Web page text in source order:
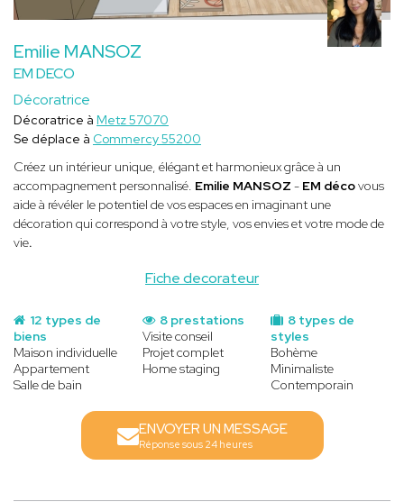
Emilie MANSOZ
EM DECO
Décoratrice
Fiche decorateur
Décoratrice à Metz 57070
Se déplace à Commercy 55200
Créez un intérieur unique, élégant et harmonieux grâce à un
accompagnement personnalisé. Emilie MANSOZ - EM décovous
aide à révéler le potentiel de vos espaces en imaginant une
décoration qui correspond à votre style, vos envies et votre mode de
vie.
12 types de
biens
Maison individuelle
Appartement
Salle de bain
8 types de
styles
Bohème
Minimaliste
Contemporain
8 prestations
Visite conseil
Projet complet
Home staging
ENVOYER UN MESSAGE
Réponse sous 24 heures